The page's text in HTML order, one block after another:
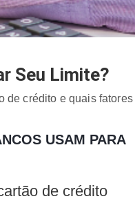
Seu Limite?
de crédito e quais fatores
USAM PARA
de crédito